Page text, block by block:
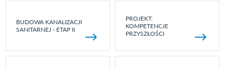
BUDOWA KANALIZACJI
SANITARNEJ - ETAP II
PROJEKT:
KOMPETENCJE
PRZYSZŁOŚCI